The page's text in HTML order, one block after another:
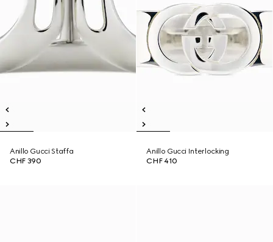
Anillo Gucci Staffa
CHF 390
Anillo Gucci Interlocking
CHF 410